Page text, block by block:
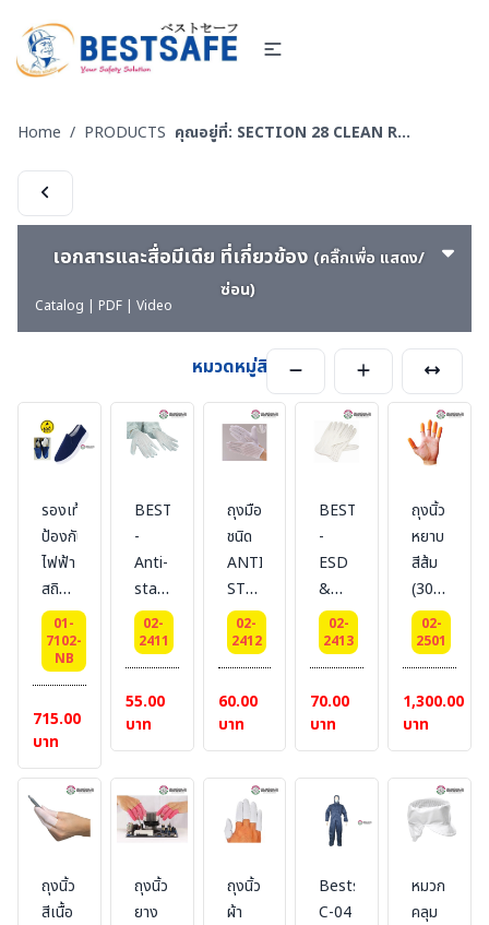
Home / PRODUCTS คุณอยู่ที่: SECTION 28 CLEAN ROOM ESD UNIFROM & ESD EQUIPMENT l ชุดและอุปกรณ์สำหรับทำงานห้องคลีนรูม
เอกสารและสื่อมีเดีย ที่เกี่ยวข้อง (คลิ๊กเพื่อ แสดง/
ซ่อน)
Catalog | PDF | Video
หมวดหมู่สินค้า
รองเท้า
ป้องกัน
ไฟฟ้า
สถิตย์
ESD
SHOES
สี :
กรม
01-
7102-
NB
715.00
บาท
BESTSAFE
-
Anti-
static
glove
PURE
[ล้วน]
#
BESTSAFE
02-
2411
55.00
บาท
ถุงมือ
ชนิด
ANTI-
STATIC
ESD
DOTTING
PVC
GLOVE
#
BESTSAFE
02-
2412
60.00
บาท
BESTSAFE
-
ESD
&
Anti-
Static
[PU
coat
glove]
#
BESTSAFE
02-
2413
70.00
บาท
ถุงนิ้ว
หยาบ
สีส้ม
(300
ชิ้น/
แพ็ค)
02-
2501
1,300.00
บาท
ถุงนิ้ว
สีเนื้อ
ถุงนิ้ว
ยาง
ถุงนิ้ว
ผ้า
Bestsafe-
C-04
หมวก
คลุม